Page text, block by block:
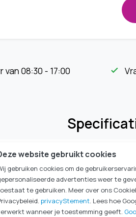
➊
van 08:30 - 17:00 check
22
website gebruikt cookies
gebruiken cookies om de
advertenties weer te
te gebruiken. Meer over ons
privacyStement . Lees hoe
wanneer je toestemming geeft.